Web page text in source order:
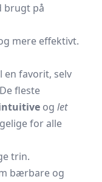
brugt på
mere effektivt.
en favorit, selv
fleste
og let
for alle
trin.
bærbare og